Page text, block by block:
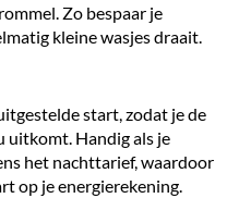
Zo bespaar je
kleine wasjes draait.
start, zodat je de
uitkomt. Handig als je
het nachttarief, waardoor
op je energierekening.